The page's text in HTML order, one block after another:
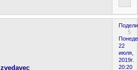
5
22
июля,
2019г.
20:20
zvedavec